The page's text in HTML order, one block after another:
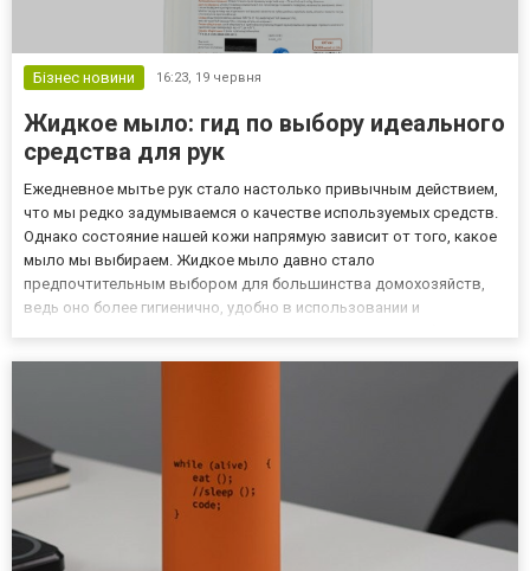
Бізнес новини 16:23, 19 червня
Жидкое мыло: гид по выбору идеального
средства для рук
Ежедневное мытье рук стало настолько привычным действием,
что мы редко задумываемся о качестве используемых средств.
Однако состояние нашей кожи напрямую зависит от того, какое
мыло мы выбираем. Жидкое мыло давно стало
предпочтительным выбором для большинства домохозяйств,
ведь оно более гигиенично, удобно в использовании и